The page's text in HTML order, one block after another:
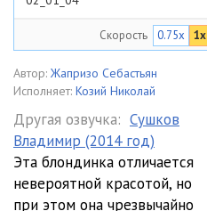
02_01_06
02_02_01
02_02_02
Скорость 0.75x 1x
Автор: Жапризо Себастьян
Исполняет: Козий Николай
Другая озвучка: Сушков
Владимир (2014 год)
Эта блондинка отличается
невероятной красотой, но
при этом она чрезвычайно